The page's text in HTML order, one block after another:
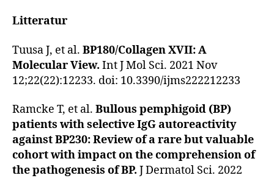
Litteratur
Tuusa J, et al. BP180/Collagen XVII: A
Molecular View. Int J Mol Sci. 2021 Nov
12;22(22):12233. doi: 10.3390/ijms222212233
Ramcke T, et al. Bullous pemphigoid (BP)
patients with selective IgG autoreactivity
against BP230: Review of a rare but valuable
cohort with impact on the comprehension of
the pathogenesis of BP. J Dermatol Sci. 2022